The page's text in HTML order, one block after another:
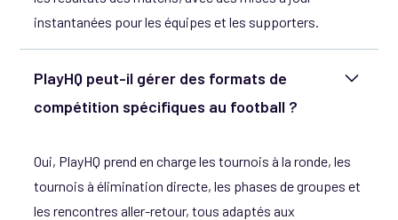
instantanées pour les équipes et les supporters.
PlayHQ peut-il gérer des formats de
compétition spécifiques au football ?
Oui, PlayHQ prend en charge les tournois à la ronde, les
tournois à élimination directe, les phases de groupes et
les rencontres aller-retour, tous adaptés aux